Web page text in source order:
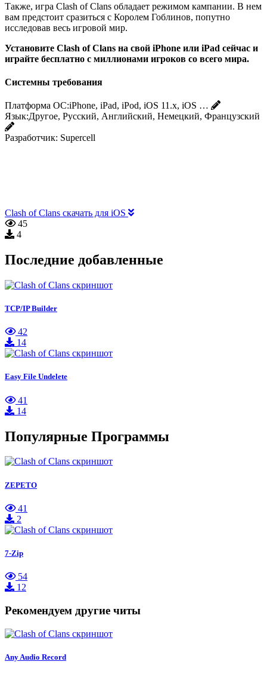
Также, игра Clash of Clans обладает режимом кампании. В нем
вам предстоит сразиться с Королем Гоблинов, попутно
исследовав весь игровой мир.
Установите Clash of Clans на свой iPhone или iPad сейчас и
играйте бесплатно с миллионами игроков со всего мира.
Системны требования
Платформа ОС:iPhone, iPad, iPod, iOS 11.x, iOS …
Язык:Другое, Русский, Английский, Немецкий, Французский
Разработчик: Supercell
Clash of Clans скачать для iOS
45
4
Последние добавленные
TCP/IP Builder
42
14
Easy File Undelete
41
14
Популярные Программы
ZEPETO
41
2
7-Zip
54
12
Рекомендуем другие читы
Any Audio Record